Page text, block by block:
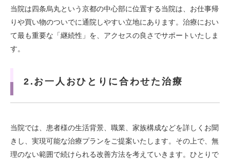
当院は四条烏丸という京都の中心部に位置する当院は、お仕事帰
りや買い物のついでに通院しやすい立地にあります。治療におい
て最も重要な「継続性」を、アクセスの良さでサポートいたしま
す。
2.お一人おひとりに合わせた治療
当院では、患者様の生活背景、職業、家族構成などを詳しくお聞
きし、実現可能な治療プランをご提案いたします。その上で、無
理のない範囲で続けられる改善方法を考えていきます。ひとりで